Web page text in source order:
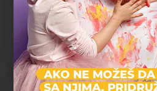
Razvoj intelektualnih veština:
Razvoj socio-emocijalnih veština: